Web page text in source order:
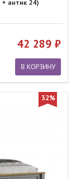
антик 24)
42 289
В КОРЗИНУ
32%